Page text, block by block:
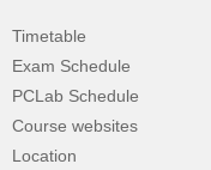
Timetable
Exam Schedule
PCLab Schedule
Course websites
Location